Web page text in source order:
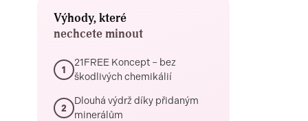
Výhody, které
nechcete minout
1
21FREE Koncept – bez
škodlivých chemikálií
2
Dlouhá výdrž díky přidaným
minerálům